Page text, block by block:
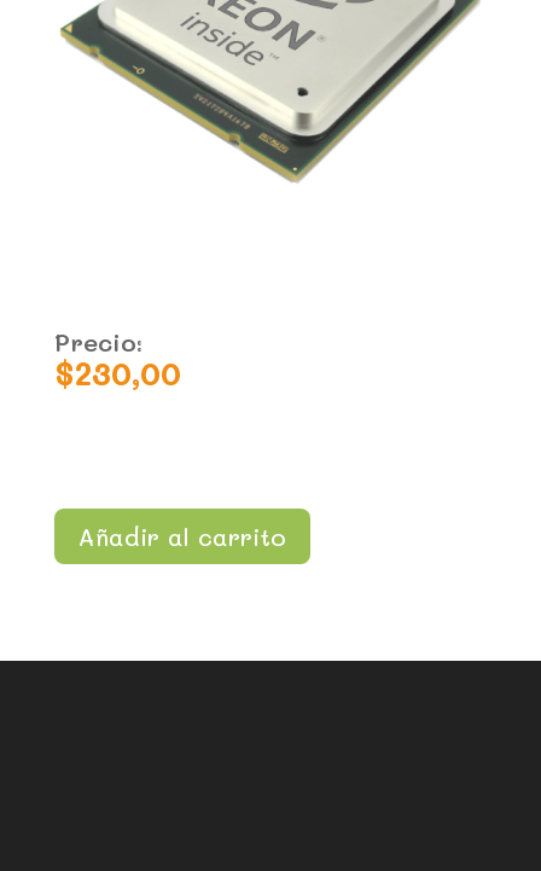
Precio:
$230,00
Añadir al carrito